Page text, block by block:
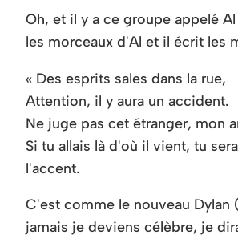
Oh, et il y a ce groupe appelé
les morceaux d'Al et il écrit les
« Des esprits sales dans la rue,
Attention, il y aura un accident.
Ne juge pas cet étranger, mon
Si tu allais là d'où il vient, tu
l'accent.
C'est comme le nouveau
jamais je deviens célèbre, je